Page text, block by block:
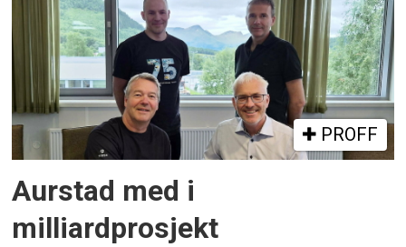
PROFF
Aurstad med i
milliardprosjekt